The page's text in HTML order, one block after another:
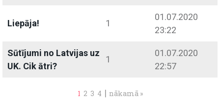
Liepāja! 1
01.07.2020
23:22
Sūtījumi no Latvijas uz
UK. Cik ātri?
1
01.07.2020
22:57
1 2 3 4 | nākamā »